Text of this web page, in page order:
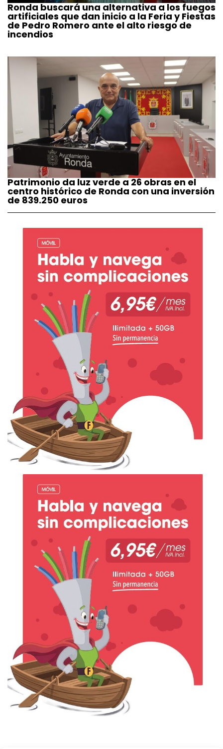
Ronda buscará una alternativa a los fuegos
artificiales que dan inicio a la Feria y Fiestas
de Pedro Romero ante el alto riesgo de
incendios
Patrimonio da luz verde a 26 obras en el
centro histórico de Ronda con una inversión
de 839.250 euros